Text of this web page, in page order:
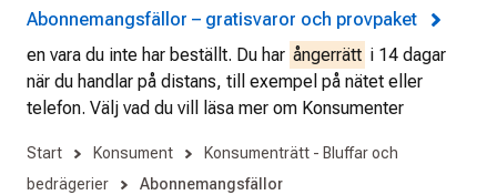
Abonnemangsfällor – gratisvaror och provpaket
en vara du inte har beställt. Du har ångerrätt i 14 dagar
när du handlar på distans, till exempel på nätet eller
telefon. Välj vad du vill läsa mer om Konsumenter
Start Konsument
Konsumenträtt - Bluffar och
bedrägerier
Abonnemangsfällor